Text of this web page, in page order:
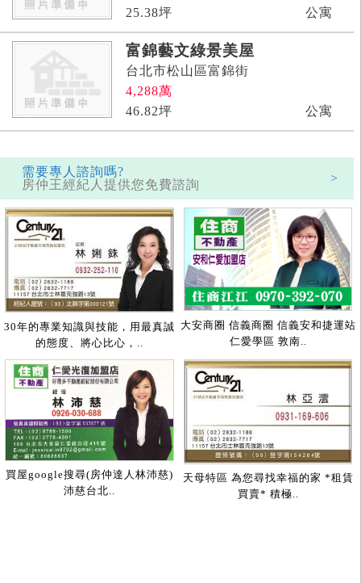
25.38坪 公寓
富錦藝文綠景美屋
台北市松山區富錦街
4,288萬
46.82坪 公寓
需要專人諮詢嗎?
房仲王經紀人提供您免費諮詢
>
30年的專業知識與技能，用最真誠
的態度、將心比心，..
大安商圈 信義商圈 信義安和捷運站
仁愛學區 敦南..
買屋google搜尋(房仲達人林沛慈)
沛慈台北..
天母特區 為您尋找幸福的家 *租賃
買賣* 積極..